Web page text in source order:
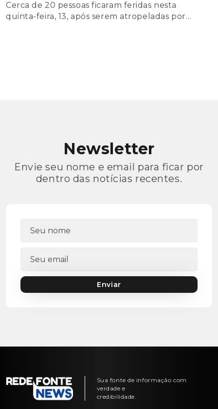
Cerca de 20 pessoas ficaram feridas nesta
quinta-feira, 13, após serem atropeladas por
Newsletter
Envie seu nome e email para ficar por
dentro das notícias recentes.
Enviar
Sua fonte de informação com
verdade e
credibilidade.